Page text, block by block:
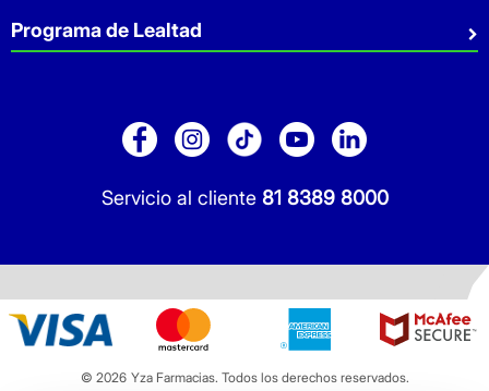
Servicio al cliente 81 8389 8000
Facturación
Sucursales
Servicio a Domicilio
Pago de Servicios
Programa de Lealtad
Folleto Promocional
Sitio Dermocosmética
© 2026 Yza Farmacias. Todos los derechos reservados.